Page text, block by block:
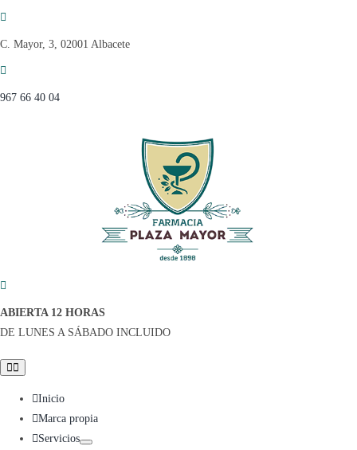
contenido
C. Mayor, 3, 02001 Albacete
967 66 40 04
ABIERTA 12 HORAS
DE LUNES A SÁBADO INCLUIDO
Toggle
Navigation
Inicio
Marca propia
Servicios